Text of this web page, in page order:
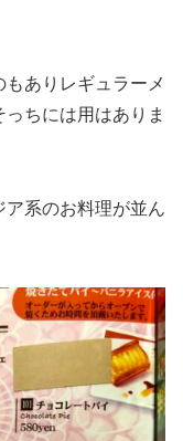
ありレギュラーメ
ちには用はありま
系のお料理が並ん